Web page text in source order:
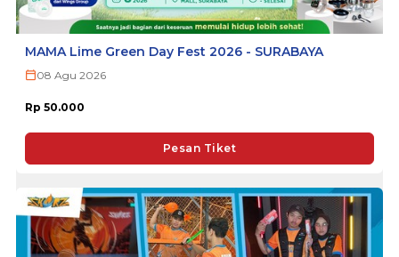
MAMA Lime Green Day Fest 2026 - SURABAYA
08 Agu 2026
Rp 50.000
Pesan Tiket